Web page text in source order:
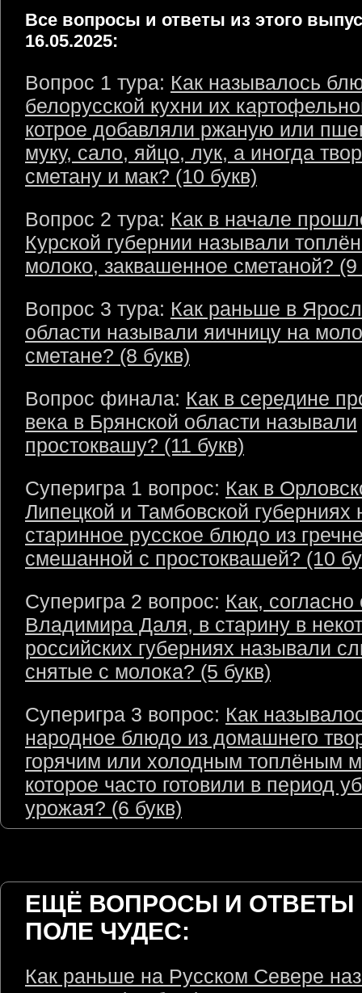
Все вопросы и ответы из этого
16.05.2025:
Вопрос 1 тура: Как называлось
белорусской кухни их
котрое добавляли ржаную или
муку, сало, яйцо, лук, а иногда
сметану и мак? (10 букв)
Вопрос 2 тура: Как в начале
Курской губернии называли
молоко, заквашенное сметаной? (9
Вопрос 3 тура: Как раньше в
области называли яичницу на
сметане? (8 букв)
Вопрос финала: Как в середине
века в Брянской области называли
простоквашу? (11 букв)
Суперигра 1 вопрос: Как в
Липецкой и Тамбовской губерниях
старинное русское блюдо из
смешанной с простоквашей? (10
Суперигра 2 вопрос: Как,
Владимира Даля, в старину в
российских губерниях называли
снятые с молока? (5 букв)
Суперигра 3 вопрос: Как
народное блюдо из домашнего
горячим или холодным топлёным
которое часто готовили в период
урожая? (6 букв)
ЕЩЁ ВОПРОСЫ И ОТВЕТЫ
ПОЛЕ ЧУДЕС:
Как раньше на Русском Севере